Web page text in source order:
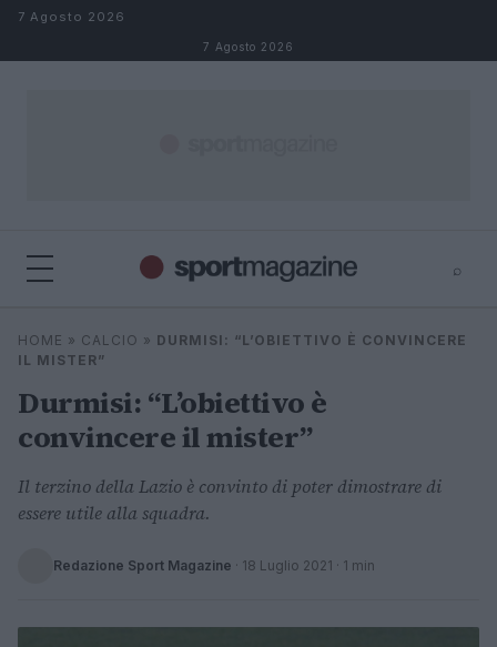
Salta al contenuto
7 Agosto 2026
7 Agosto 2026
⌕
Cerca
⌕ ×
HOME » CALCIO » DURMISI: “L’OBIETTIVO È CONVINCERE
IL MISTER”
Durmisi: “L’obiettivo è
convincere il mister”
Il terzino della Lazio è convinto di poter dimostrare di
essere utile alla squadra.
Redazione Sport Magazine · 18 Luglio 2021 · 1 min